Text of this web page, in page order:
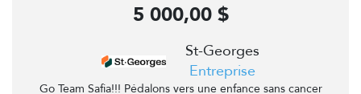
St-Georges
Entreprise
Go Team Safia!!! Pédalons vers une enfance sans cancer
5 000,00 $